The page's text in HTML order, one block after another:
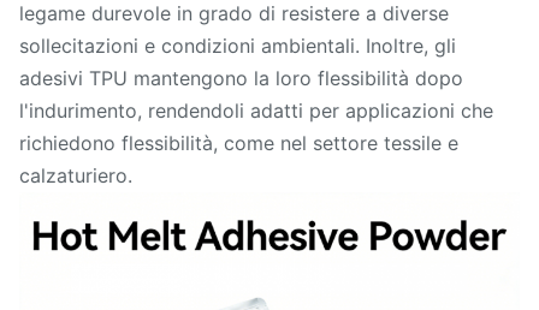
legame durevole in grado di resistere a diverse
sollecitazioni e condizioni ambientali. Inoltre, gli
adesivi TPU mantengono la loro flessibilità dopo
l'indurimento, rendendoli adatti per applicazioni che
richiedono flessibilità, come nel settore tessile e
calzaturiero.